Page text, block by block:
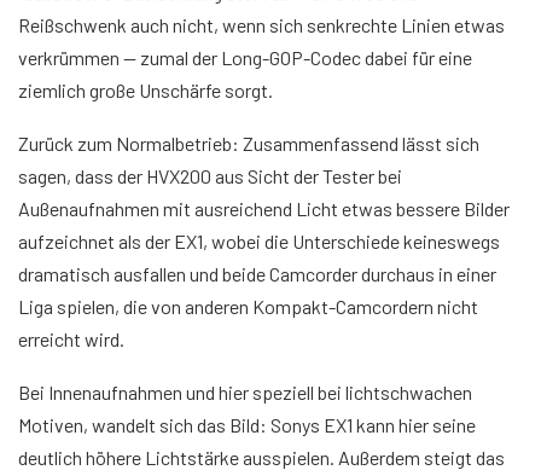
Reißschwenk auch nicht, wenn sich senkrechte Linien etwas
verkrümmen — zumal der Long-GOP-Codec dabei für eine
ziemlich große Unschärfe sorgt.
Zurück zum Normalbetrieb: Zusammenfassend lässt sich
sagen, dass der HVX200 aus Sicht der Tester bei
Außenaufnahmen mit ausreichend Licht etwas bessere Bilder
aufzeichnet als der EX1, wobei die Unterschiede keineswegs
dramatisch ausfallen und beide Camcorder durchaus in einer
Liga spielen, die von anderen Kompakt-Camcordern nicht
erreicht wird.
Bei Innenaufnahmen und hier speziell bei lichtschwachen
Motiven, wandelt sich das Bild: Sonys EX1 kann hier seine
deutlich höhere Lichtstärke ausspielen. Außerdem steigt das